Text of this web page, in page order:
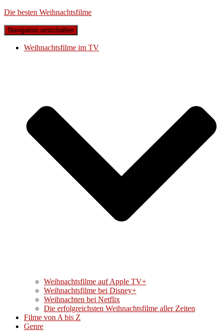
Die besten Weihnachtsfilme
Navigation umschalten
Weihnachtsfilme im TV
Weihnachtsfilme auf Apple TV+
Weihnachtsfilme bei Disney+
Weihnachten bei Netflix
Die erfolgreichsten Weihnachtsfilme aller Zeiten
Filme von A bis Z
Genre